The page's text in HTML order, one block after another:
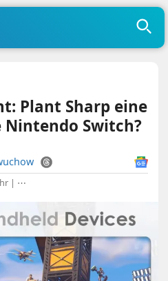
Plant Sharp eine
Switch?
| ⋯